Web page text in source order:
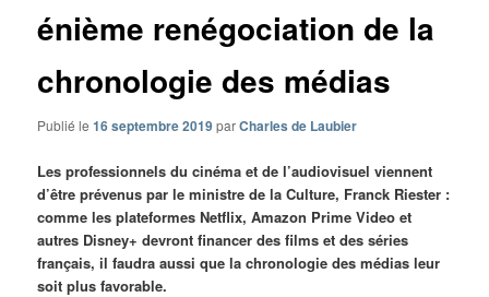
énième renégociation de la
chronologie des médias
Publié le16 septembre 2019parCharles de Laubier
Les professionnels du cinéma et de l’audiovisuel viennent
d’être prévenus par le ministre de la Culture, Franck Riester :
comme les plateformes Netflix, Amazon Prime Video et
autres Disney+ devront financer des films et des séries
français, il faudra aussi que la chronologie des médias leur
soit plus favorable.